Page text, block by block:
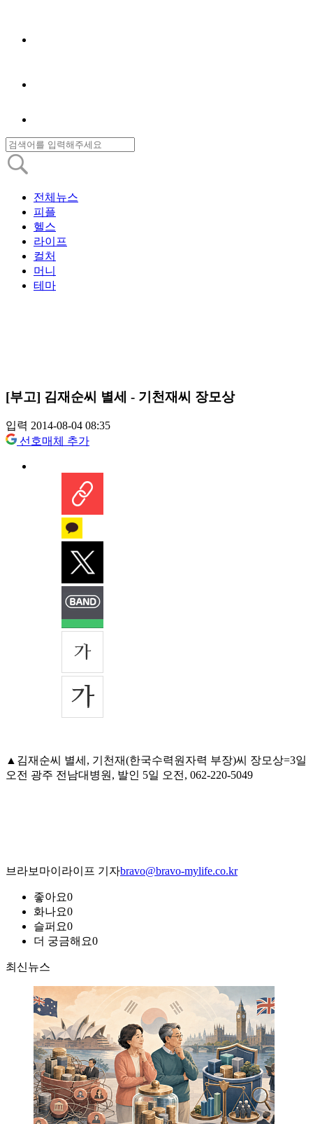
전체뉴스
피플
헬스
라이프
컬처
머니
테마
[부고] 김재순씨 별세 - 기천재씨 장모상
입력 2014-08-04 08:35
선호매체 추가
▲김재순씨 별세, 기천재(한국수력원자력 부장)씨 장모상=3일
오전 광주 전남대병원, 발인 5일 오전, 062-220-5049
브라보마이라이프 기자bravo@bravo-mylife.co.kr
좋아요0
화나요0
슬퍼요0
더 궁금해요0
최신뉴스